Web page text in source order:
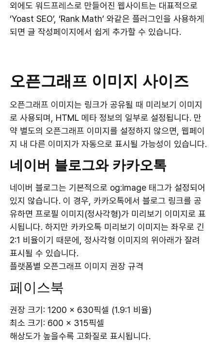
외에도 워드프레스로 만들어진 웹사이트는 대표적으로
‘Yoast SEO’, ‘Rank Math’ 와같은 플러그인을 사용하게
되면 글 작성페이지에서 쉽게 추가할 수 있습니다.
오픈그래프 이미지 사이즈
오픈그래프 이미지는 링크가 공유될 때 미리보기 이미지
로 사용되며, HTML 메타 정보의 일부로 설정됩니다. 만
약 별도의 오픈그래프 이미지를 설정하지 않으면, 웹페이
지 내 다른 이미지가 자동으로 표시될 가능성이 있습니다.
네이버 블로그와 카카오톡
네이버 블로그는 기본적으로 og:image 태그가 설정되어
있지 않습니다. 이 경우, 카카오톡에서 블로그 링크를 공
유하면 프로필 이미지(정사각형)가 미리보기 이미지로 표
시됩니다. 하지만 카카오톡 미리보기 이미지는 좌우로 긴
2:1 비율이기 때문에, 정사각형 이미지의 위아래가 잘려
표시될 수 있습니다.
플랫폼별 오픈그래프 이미지 권장 규격
페이스북
권장 크기: 1200 × 630픽셀 (1.9:1 비율)
최소 크기: 600 × 315픽셀
해상도가 높을수록 고화질로 표시됩니다.